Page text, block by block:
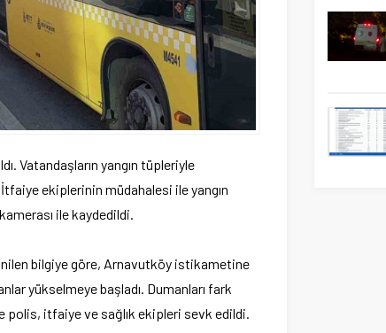
Vatandaşların yangın tüpleriyle
ekiplerinin müdahalesi ile yangın
ile kaydedildi.
bilgiye göre, Arnavutköy istikametine
yükselmeye başladı. Dumanları fark
polis, itfaiye ve sağlık ekipleri sevk edildi.